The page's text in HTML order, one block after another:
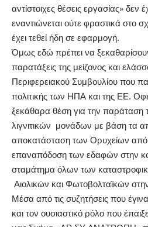
αντίστοιχες θέσεις εργασίας»
εναντιώνεται ούτε φραστικά στο
έχει τεθεί ήδη σε εφαρμογή.
Όμως εδώ πρέπει να ξεκαθαρίσουν
παρατάξεις της μείζονος και
Περιφερειακού Συμβουλίου που
πολιτικής των ΗΠΑ και της ΕΕ.
ξεκάθαρα θέση για την παράταση
λιγνιτικών μονάδων με βάση τα
αποκατάσταση των Ορυχείων από
επαναπόδοση των εδαφών στην
σταμάτημα όλων των
Αιολικών και Φωτοβολταϊκών
Μέσα από τις συζητήσεις που
και τον ουσιαστικό ρόλο που